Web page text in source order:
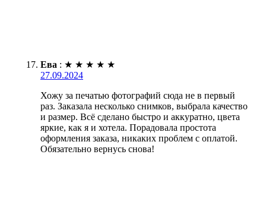
Ева : ★ ★ ★ ★ ★
27.09.2024
Хожу за печатью фотографий сюда не в первый
раз. Заказала несколько снимков, выбрала качество
и размер. Всё сделано быстро и аккуратно, цвета
яркие, как я и хотела. Порадовала простота
оформления заказа, никаких проблем с оплатой.
Обязательно вернусь снова!